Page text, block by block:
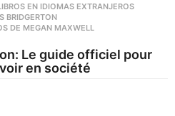
EN IDIOMAS EXTRANJEROS
BRIDGERTON
DE MEGAN MAXWELL
Le guide officiel pour
en société